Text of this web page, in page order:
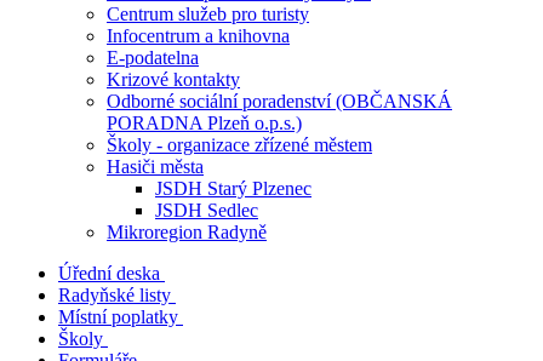
Centrum služeb pro turisty
Infocentrum a knihovna
E-podatelna
Krizové kontakty
Odborné sociální poradenství (OBČANSKÁ
PORADNA Plzeň o.p.s.)
Školy - organizace zřízené městem
Hasiči města
JSDH Starý Plzenec
JSDH Sedlec
Mikroregion Radyně
Úřední deska
Radyňské listy
Místní poplatky
Školy